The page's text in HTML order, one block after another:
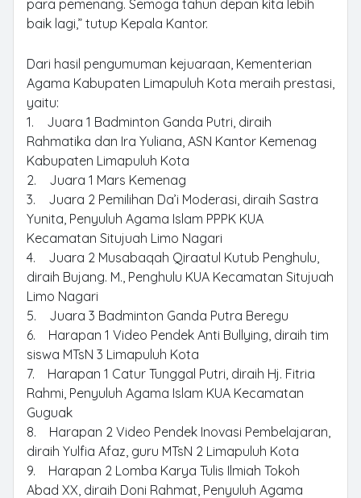
para pemenang. Semoga tahun depan kita lebih
baik lagi,” tutup Kepala Kantor.
Dari hasil pengumuman kejuaraan, Kementerian
Agama Kabupaten Limapuluh Kota meraih prestasi,
yaitu:
1. Juara 1 Badminton Ganda Putri, diraih
Rahmatika dan Ira Yuliana, ASN Kantor Kemenag
Kabupaten Limapuluh Kota
2. Juara 1 Mars Kemenag
3. Juara 2 Pemilihan Da’i Moderasi, diraih Sastra
Yunita, Penyuluh Agama Islam PPPK KUA
Kecamatan Situjuah Limo Nagari
4. Juara 2 Musabaqah Qiraatul Kutub Penghulu,
diraih Bujang. M., Penghulu KUA Kecamatan Situjuah
Limo Nagari
5. Juara 3 Badminton Ganda Putra Beregu
6. Harapan 1 Video Pendek Anti Bullying, diraih tim
siswa MTsN 3 Limapuluh Kota
7. Harapan 1 Catur Tunggal Putri, diraih Hj. Fitria
Rahmi, Penyuluh Agama Islam KUA Kecamatan
Guguak
8. Harapan 2 Video Pendek Inovasi Pembelajaran,
diraih Yulfia Afaz, guru MTsN 2 Limapuluh Kota
9. Harapan 2 Lomba Karya Tulis Ilmiah Tokoh
Abad XX, diraih Doni Rahmat, Penyuluh Agama